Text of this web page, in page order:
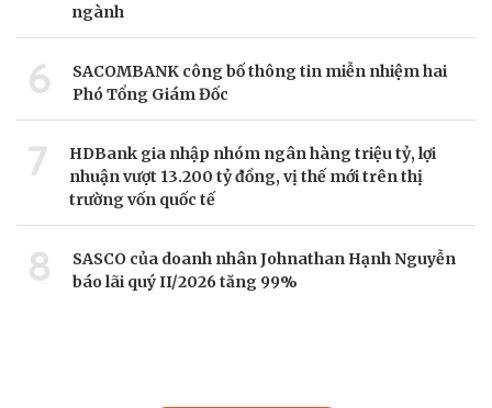
ngành
6
SACOMBANK công bố thông tin miễn nhiệm hai
Phó Tổng Giám Đốc
7
HDBank gia nhập nhóm ngân hàng triệu tỷ, lợi
nhuận vượt 13.200 tỷ đồng, vị thế mới trên thị
trường vốn quốc tế
8
SASCO của doanh nhân Johnathan Hạnh Nguyễn
báo lãi quý II/2026 tăng 99%